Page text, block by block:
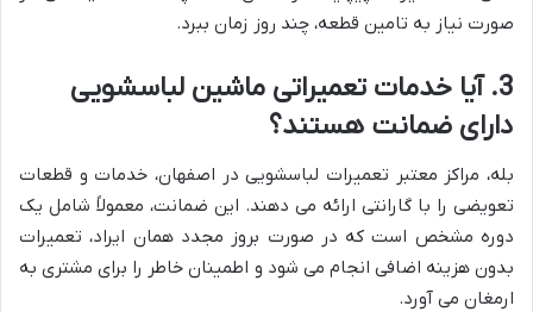
صورت نیاز به تامین قطعه، چند روز زمان ببرد.
3. آیا خدمات تعمیراتی ماشین لباسشویی
دارای ضمانت هستند؟
بله، مراکز معتبر تعمیرات لباسشویی در اصفهان، خدمات و قطعات
تعویضی را با گارانتی ارائه می دهند. این ضمانت، معمولاً شامل یک
دوره مشخص است که در صورت بروز مجدد همان ایراد، تعمیرات
بدون هزینه اضافی انجام می شود و اطمینان خاطر را برای مشتری به
ارمغان می آورد.